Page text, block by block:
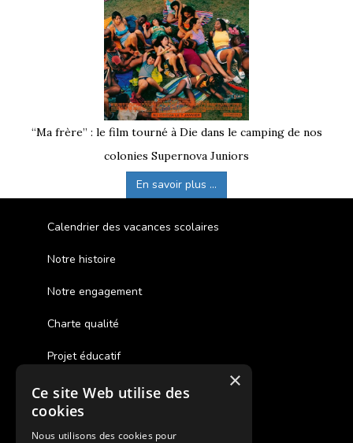
“Ma frère” : le film tourné à Die dans le camping de nos
colonies Supernova Juniors
En savoir plus ...
Calendrier des vacances scolaires
Notre histoire
Notre engagement
Charte qualité
Projet éducatif
Des colonies de vacances inclusives
Assurances annulations
×
Ce site Web utilise des
cookies
Nous utilisons des cookies pour